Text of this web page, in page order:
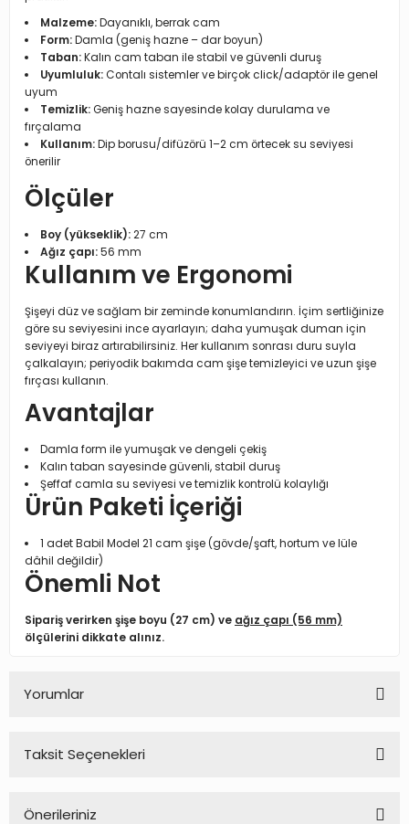
Malzeme:Dayanıklı, berrak cam
Form:Damla (geniş hazne – dar boyun)
Taban:Kalın cam taban ile stabil ve güvenli duruş
Uyumluluk:Contalı sistemler ve birçok click/adaptör ile genel
uyum
Temizlik:Geniş hazne sayesinde kolay durulama ve
fırçalama
Kullanım:Dip borusu/difüzörü 1–2 cm örtecek su seviyesi
önerilir
Ölçüler
Boy (yükseklik):27 cm
Ağız çapı:56 mm
Kullanım ve Ergonomi
Şişeyi düz ve sağlam bir zeminde konumlandırın. İçim sertliğinize
göre su seviyesini ince ayarlayın; daha yumuşak duman için
seviyeyi biraz artırabilirsiniz. Her kullanım sonrası duru suyla
çalkalayın; periyodik bakımda cam şişe temizleyici ve uzun şişe
fırçası kullanın.
Avantajlar
Damla form ile yumuşak ve dengeli çekiş
Kalın taban sayesinde güvenli, stabil duruş
Şeffaf camla su seviyesi ve temizlik kontrolü kolaylığı
Ürün Paketi İçeriği
1 adet Babil Model 21 cam şişe (gövde/şaft, hortum ve lüle
dâhil değildir)
Önemli Not
Sipariş verirken şişe boyu (27 cm) ve ağız çapı (56 mm)
ölçülerini dikkate alınız.
Yorumlar
Taksit Seçenekleri
Önerileriniz